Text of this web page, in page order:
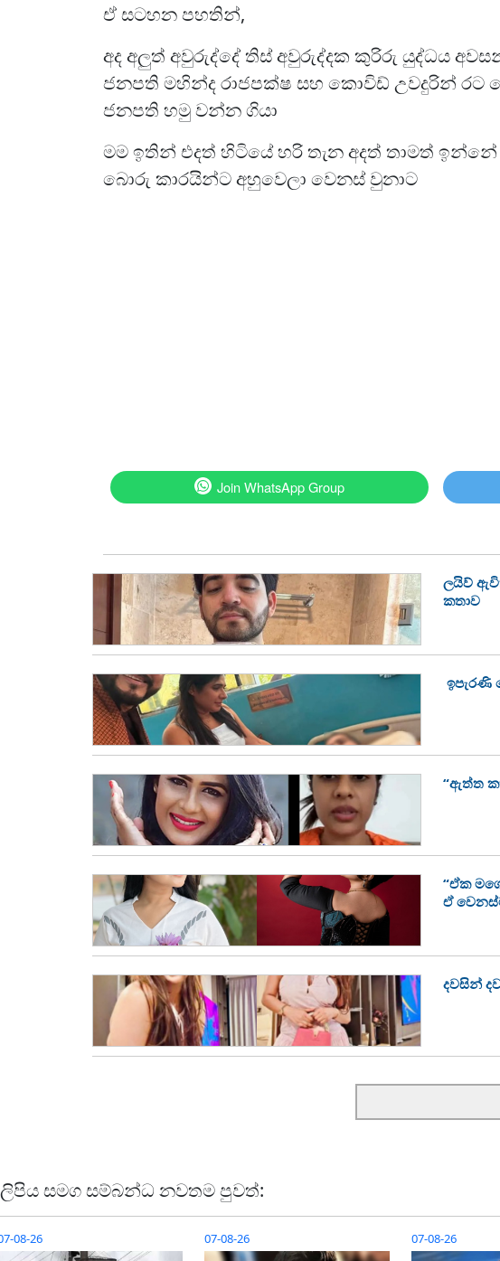
ඒ සටහන පහතින්,
අද අලුත් අවුරුද්දේ තිස් අවුරුද්දක කුරිරු යුද්ධය
ජනපති මහින්ද රාජපක්ෂ සහ කොවිඩ් උවදුරින් රට
ජනපති හමු වන්න ගියා
මම ඉතින් එදත් හිටියේ හරි තැන අදත් තාමත්
බොරු කාරයින්ට අහුවෙලා වෙනස් වුනාට
Join WhatsApp Group
ලයිව්
කතාව
ඉපැරණි
“ඇත්ත
“ඒක
ඒ
දවසින්
ලිපිය සමග සම්බන්ධ නවතම පුවත්:
08-26 07-08-26 07-08-26